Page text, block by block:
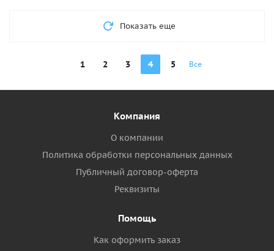
Показать еще
1 2 3 4 5 Все
Компания
О компании
Политика обработки персональных данных
Публичный договор-оферта
Реквизиты
Помощь
Как оформить заказ